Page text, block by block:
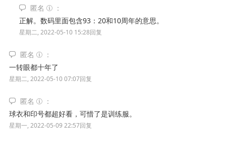
匿名
正解。数码里面包含93：20和10周年的意思。
星期二, 2022-05-10 15:28回复
匿名
一转眼都十年了
星期二, 2022-05-10 07:07回复
匿名
球衣和印号都超好看，可惜了是训练服。
星期一, 2022-05-09 22:57回复